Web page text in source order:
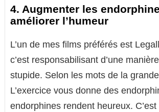
4. Augmenter les
améliorer l’humeur
L’un de mes films préférés est
c’est responsabilisant d’une
stupide. Selon les mots de la
L’exercice vous donne des
endorphines rendent heureux.